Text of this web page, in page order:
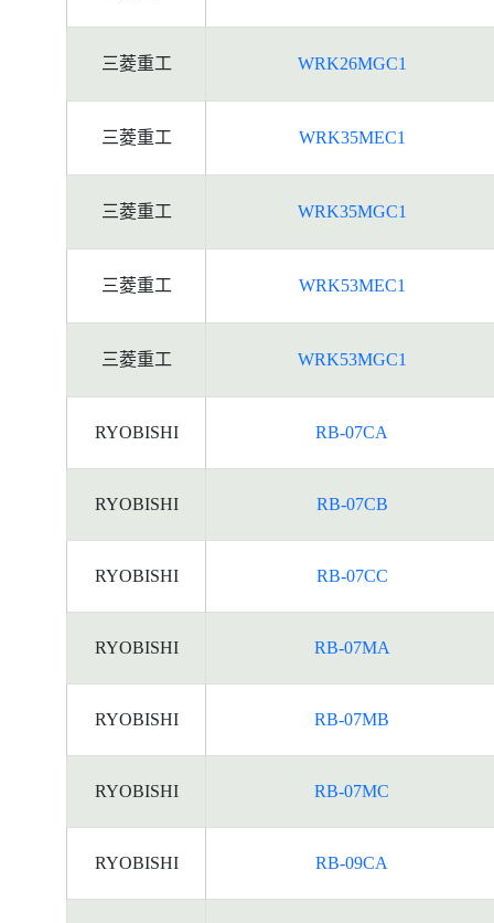
三菱重工 WRK26MGC1
三菱重工 WRK35MEC1
三菱重工 WRK35MGC1
三菱重工 WRK53MEC1
三菱重工 WRK53MGC1
RYOBISHI RB-07CA
RYOBISHI RB-07CB
RYOBISHI RB-07CC
RYOBISHI RB-07MA
RYOBISHI RB-07MB
RYOBISHI RB-07MC
RYOBISHI RB-09CA